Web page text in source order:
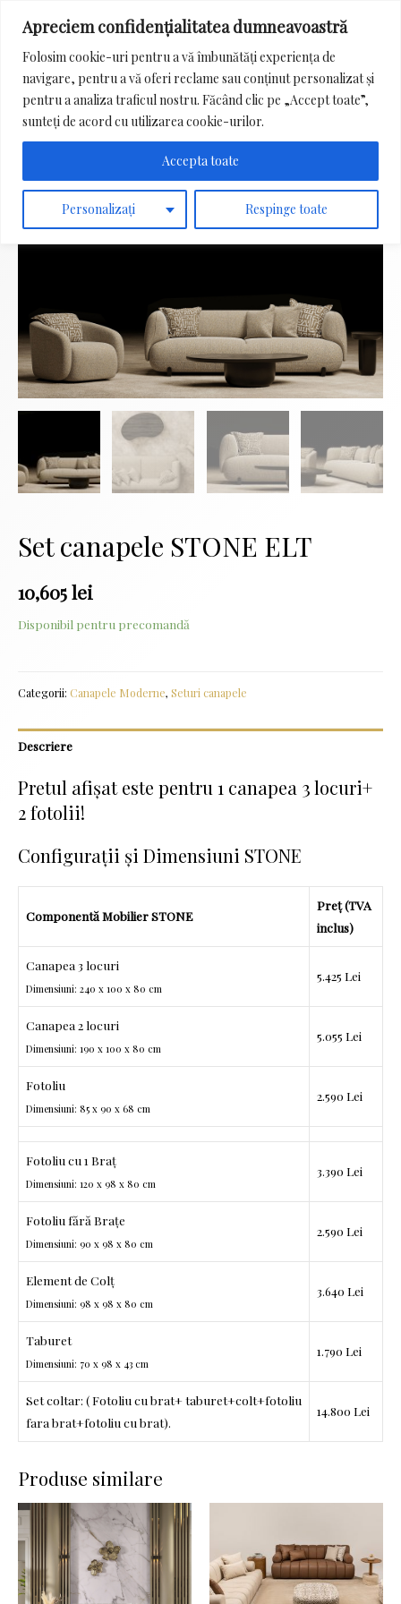
Apreciem confidențialitatea dumneavoastră
Folosim cookie-uri pentru a vă îmbunătăți experiența de
navigare, pentru a vă oferi reclame sau conținut personalizat și
pentru a analiza traficul nostru. Făcând clic pe „Accept toate”,
sunteți de acord cu utilizarea cookie-urilor.
Personalizați Respinge toate
Accepta toate
Menu
Search
for:
Set canapele STONE ELT
10,605lei
Disponibil pentru precomandă
Categorii: Canapele Moderne, Seturi canapele
Descriere
Pretul afișat este pentru 1 canapea 3 locuri+
2 fotolii!
Configurații și Dimensiuni STONE
Componentă Mobilier STONE
Preț (TVA
inclus)
Canapea 3 locuri
Dimensiuni: 240 x 100 x 80 cm
5.425 Lei
Canapea 2 locuri
Dimensiuni: 190 x 100 x 80 cm
5.055 Lei
Fotoliu
Dimensiuni: 85 x 90 x 68 cm
2.590 Lei
Fotoliu cu 1 Braț
Dimensiuni: 120 x 98 x 80 cm
3.390 Lei
Fotoliu fără Brațe
Dimensiuni: 90 x 98 x 80 cm
2.590 Lei
Element de Colț
Dimensiuni: 98 x 98 x 80 cm
3.640 Lei
Taburet
Dimensiuni: 70 x 98 x 43 cm
1.790 Lei
Set coltar: ( Fotoliu cu brat+ taburet+colt+fotoliu
fara brat+fotoliu cu brat).
14.800 Lei
Produse similare